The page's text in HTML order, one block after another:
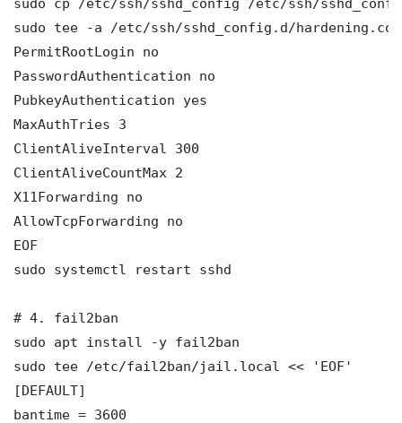
sudo cp /etc/ssh/sshd_config /etc/ssh/
sudo tee -a /etc/ssh/sshd_config.d/
PermitRootLogin no
PasswordAuthentication no
PubkeyAuthentication yes
MaxAuthTries 3
ClientAliveInterval 300
ClientAliveCountMax 2
X11Forwarding no
AllowTcpForwarding no
EOF
sudo systemctl restart sshd
# 4. fail2ban
sudo apt install -y fail2ban
sudo tee /etc/fail2ban/jail.local << 'EOF'
[DEFAULT]
bantime = 3600